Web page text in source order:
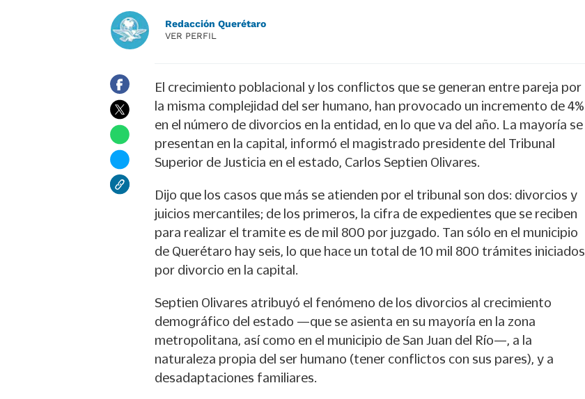
Redacción Querétaro
VER PERFIL
El crecimiento poblacional y los conflictos que se generan entre pareja por
la misma complejidad del ser humano, han provocado un incremento de 4%
en el número de divorcios en la entidad, en lo que va del año. La mayoría se
presentan en la capital, informó el magistrado presidente del Tribunal
Superior de Justicia en el estado, Carlos Septien Olivares.
Dijo que los casos que más se atienden por el tribunal son dos: divorcios y
juicios mercantiles; de los primeros, la cifra de expedientes que se reciben
para realizar el tramite es de mil 800 por juzgado. Tan sólo en el municipio
de Querétaro hay seis, lo que hace un total de 10 mil 800 trámites iniciados
por divorcio en la capital.
Septien Olivares atribuyó el fenómeno de los divorcios al crecimiento
demográfico del estado —que se asienta en su mayoría en la zona
metropolitana, así como en el municipio de San Juan del Río—, a la
naturaleza propia del ser humano (tener conflictos con sus pares), y a
desadaptaciones familiares.